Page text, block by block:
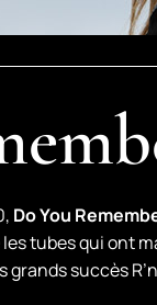
Do You
tubes qui ont
succès